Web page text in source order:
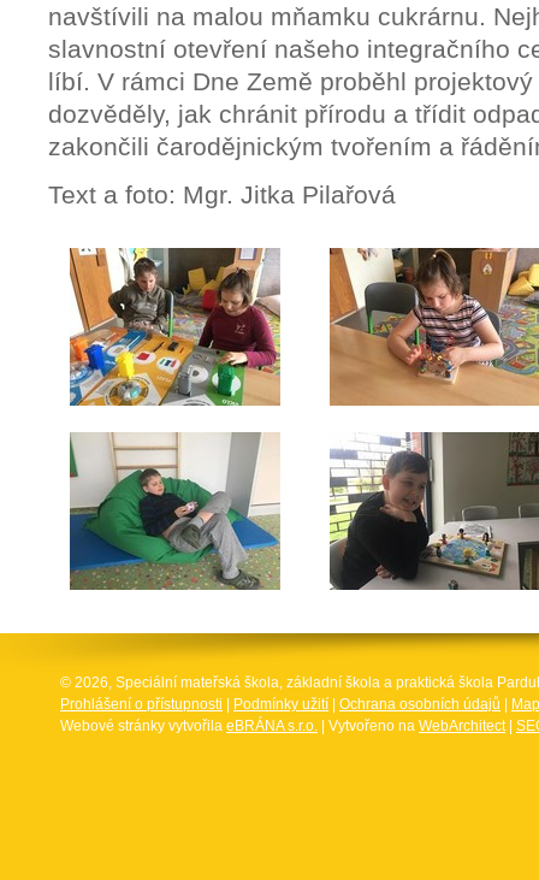
navštívili na malou mňamku cukrárnu.
slavnostní otevření našeho integračního
líbí. V rámci Dne Země proběhl
dozvěděly, jak chránit přírodu a třídit
zakončili čarodějnickým tvořením a
Text a foto: Mgr. Jitka Pilařová
© 2026, Speciální mateřská škola, základní škola a praktická škola
Prohlášení o přístupnosti
Podmínky užití Ochrana osobních údajů
Webové stránky vytvořila eBRÁNA s.r.o. | Vytvořeno na WebArchitect|